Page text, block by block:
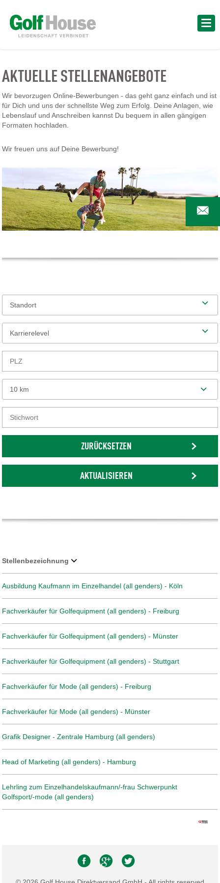
AKTUELLE STELLENANGEBOTE
Wir bevorzugen Online-Bewerbungen - das geht ganz einfach und ist
für Dich und uns der schnellste Weg zum Erfolg. Deine Anlagen, wie
Lebenslauf und Anschreiben kannst Du bequem in allen gängigen
Formaten hochladen.
Wir freuen uns auf Deine Bewerbung!
Standort
Karrierelevel
10 km
ZURÜCKSETZEN
AKTUALISIEREN
Stellenbezeichnung
Ausbildung Kaufmann im Einzelhandel (all genders) - Köln
Fachverkäufer für Golfequipment (all genders) - Freiburg
Fachverkäufer für Golfequipment (all genders) - Münster
Fachverkäufer für Golfequipment (all genders) - Stuttgart
Fachverkäufer für Mode (all genders) - Freiburg
Fachverkäufer für Mode (all genders) - Münster
Grafik Designer - Zentrale Hamburg (all genders)
Head of Marketing (all genders) - Hamburg
Lehrling zum Einzelhandelskaufmann/-frau Schwerpunkt
Golfsport/-mode (all genders)